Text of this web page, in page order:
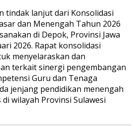
tindak lanjut dari Konsolidasi
dan Menengah Tahun 2026
di Depok, Provinsi Jawa
2026. Rapat konsolidasi
menyelaraskan dan
terkait sinergi pengembangan
Guru dan Tenaga
jenjang pendidikan menengah
wilayah Provinsi Sulawesi